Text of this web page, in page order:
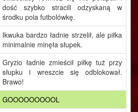
dość szybko stracili odzyskaną w
środku pola futbolówkę.
Ikwuka bardzo ładnie strzelił, ale piłka
minimalnie minęła słupek.
Gryzio ładnie zmieścił piłkę tuż przy
słupku i wreszcie się odblokował.
Brawo!
GOOOOOOOOOL